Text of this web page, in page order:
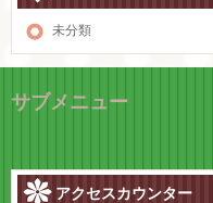
未分類
サブメニュー
アクセスカウンター